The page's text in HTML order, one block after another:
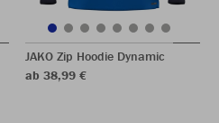
JAKO Zip Hoodie Dynamic
ab 38,99 €